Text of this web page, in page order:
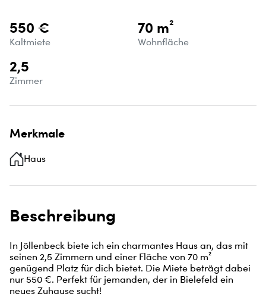
550 €
Kaltmiete
70 m²
Wohnfläche
2,5
Zimmer
Merkmale
Haus
Beschreibung
In Jöllenbeck biete ich ein charmantes Haus an, das mit
seinen 2,5 Zimmern und einer Fläche von 70 m²
genügend Platz für dich bietet. Die Miete beträgt dabei
nur 550 €. Perfekt für jemanden, der in Bielefeld ein
neues Zuhause sucht!